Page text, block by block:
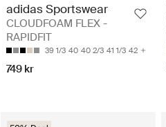
adidas Sportswear
CLOUDFOAM FLEX -
RAPIDFIT
39 1/3 40 40 2/3 41 1/3 42
749 kr